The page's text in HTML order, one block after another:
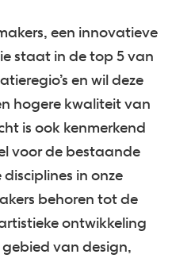
een innovatieve
staat in de top 5 van
en wil deze
hogere kwaliteit van
is ook kenmerkend
voor de bestaande
in onze
behoren tot de
ontwikkeling
van design,